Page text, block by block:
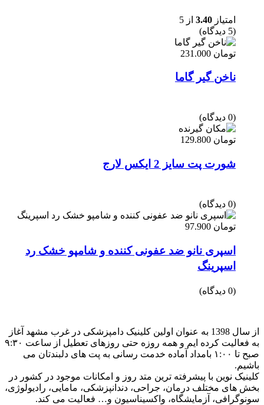
امتیاز 3.40 از 5
(5 دیدگاه)
تومان
ناخن گیر گاما
(0 دیدگاه)
تومان
شورت پت سایز 2 ایکس لارج
(0 دیدگاه)
تومان
اسپری نانو ضد عفونی کننده و شامپو خشک رد
اسپرینگ
(0 دیدگاه)
از سال 1398 به عنوان اولین کلینیک دامپزشکی در غرب مشهد آغاز
به فعالیت کرده ایم و همه روزه حتی روزهای تعطیل از ساعت ۹:۳۰
صبح تا ۱:۰۰ بامداد آماده خدمت رسانی به پت های دلبندتان می
باشیم.
کلینیک نوین با پیشرفته ترین متد روز و امکانات موجود در کشور در
بخش های مختلف درمان، جراحی، دندانپزشکی، مامایی، رادیولوژی،
سونوگرافی، آزمایشگاه، واکسیناسیون و… فعالیت می کند.